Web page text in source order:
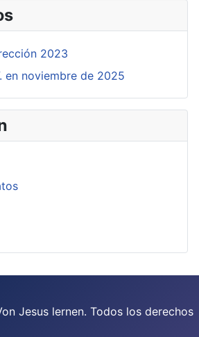
2023
en noviembre de 2025
Jesus lernen. Todos los derechos